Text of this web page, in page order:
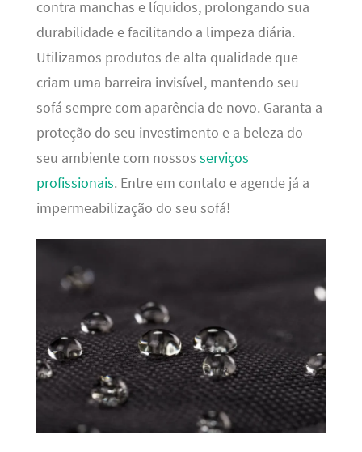
contra manchas e líquidos, prolongando sua
durabilidade e facilitando a limpeza diária.
Utilizamos produtos de alta qualidade que
criam uma barreira invisível, mantendo seu
sofá sempre com aparência de novo. Garanta a
proteção do seu investimento e a beleza do
seu ambiente com nossos serviços
profissionais. Entre em contato e agende já a
impermeabilização do seu sofá!